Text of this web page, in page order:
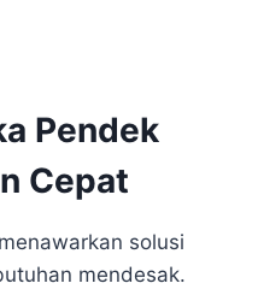
Pendek
Cepat
solusi
mendesak.